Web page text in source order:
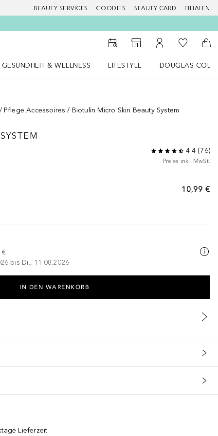
BEAUTY SERVICES GOODIES BEAUTY CARD FILIALEN
Zum Storefinder
Zu Meinem
Zu Meiner
GESUNDHEIT & WELLNESS
LIFESTYLE
DOUGLAS
Pflege Accessoires Biotulin Micro Skin Beauty System
4.4(76)
Preise inkl. MwSt.
10,99 €
€
bis Di., 11.08.2026
IN DEN WARENKORB
Lieferzeit